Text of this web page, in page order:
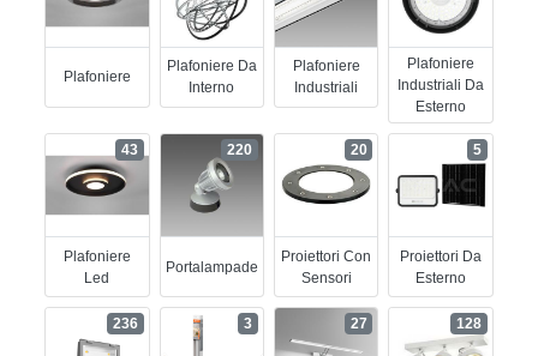
Plafoniere
Plafoniere Da
Interno
Plafoniere
Industriali
Plafoniere
Industriali Da
Esterno
Plafoniere
Led
43
Portalampade
220
Proiettori Con
Sensori
20
Proiettori Da
Esterno
5
236 3 27 128